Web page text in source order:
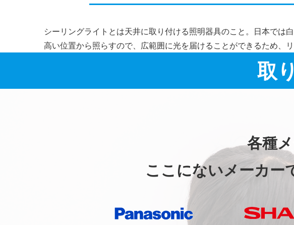
シーリングライトとは天井に取り付ける照明器具のこと。日本では
高い位置から照らすので、広範囲に光を届けることができるため、
取
各種
ここにないメーカー